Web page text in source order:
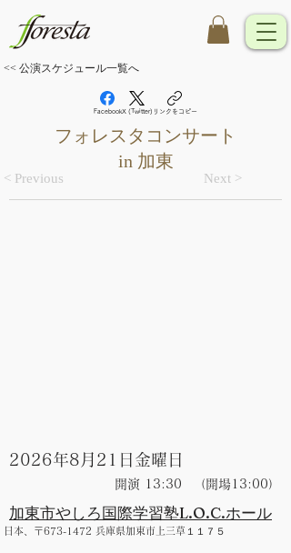
<< 公演スケジュール一覧へ
FacebookX (Twitter) リンクをコピー
フォレスタコンサート
in 加東
< Previous Next >
2026年8月21日金曜日
開演 13:30 （開場13:00）
加東市やしろ国際学習塾L.O.C.ホール
日本、〒673-1472 兵庫県加東市上三草１１７５